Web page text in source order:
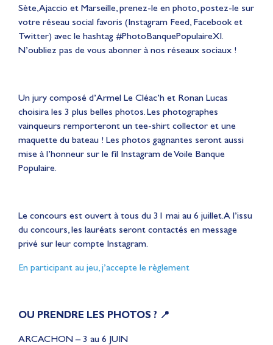
Sète, Ajaccio et Marseille, prenez-le en photo, postez-le sur
votre réseau social favoris (Instagram Feed, Facebook et
Twitter) avec le hashtag #PhotoBanquePopulaireXI.
N’oubliez pas de vous abonner à nos réseaux sociaux !
Un jury composé d’Armel Le Cléac’h et Ronan Lucas
choisira les 3 plus belles photos. Les photographes
vainqueurs remporteront un tee-shirt collector et une
maquette du bateau ! Les photos gagnantes seront aussi
mise à l’honneur sur le fil Instagram de Voile Banque
Populaire.
Le concours est ouvert à tous du 31 mai au 6 juillet. A l’issu
du concours, les lauréats seront contactés en message
privé sur leur compte Instagram.
En participant au jeu, j’accepte le règlement
OU PRENDRE LES PHOTOS ? 📍
ARCACHON – 3 au 6 JUIN